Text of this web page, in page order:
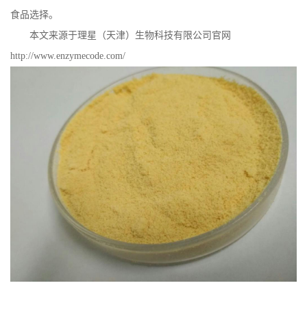
食品选择。
本文来源于理星（天津）生物科技有限公司官网
http://www.enzymecode.com/